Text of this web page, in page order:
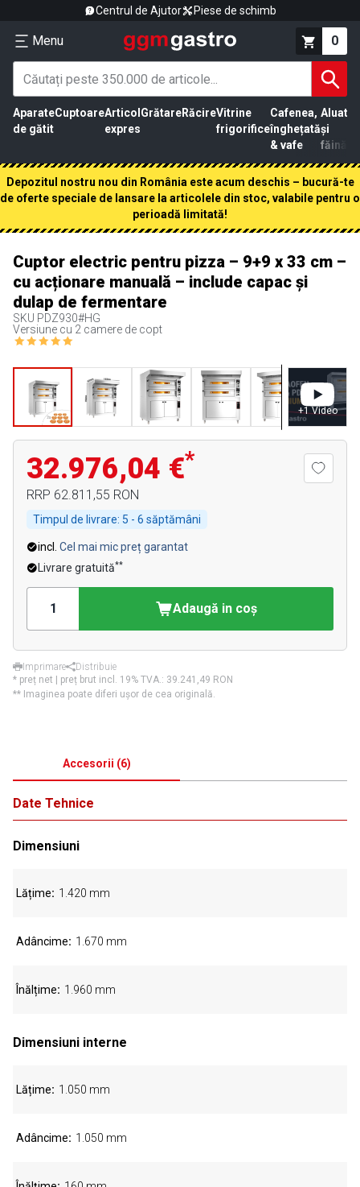
Centrul de Ajutor Piese de schimb
Menu 0
Aparate
de gătit
CuptoareArticol
expres
GrătareRăcireVitrine
frigorifice
Cafenea,
înghețată
& vafe
Aluat
și
făină
Depozitul nostru nou din România este acum deschis – bucură-te
de oferte speciale de lansare la articolele din stoc, valabile pentru o
perioadă limitată!
Cuptor electric pentru pizza – 9+9 x 33 cm –
cu acționare manuală – include capac și
dulap de fermentare
SKU PDZ930#HG
Versiune cu 2 camere de copt
+1 Video
32.976,04 €*
RRP 62.811,55 RON
Timpul de livrare: 5 - 6 săptămâni
incl. Cel mai mic preț garantat
Livrare gratuită**
Adaugă in coş
Imprimare
Distribuie
* preț net | preț brut incl. 19% TVA.: 39.241,49 RON
** Imaginea poate diferi ușor de cea originală.
Accesorii (6)
Date Tehnice
Dimensiuni
Lățime 1.420 mm
Adâncime 1.670 mm
Înălțime 1.960 mm
Dimensiuni interne
Lățime 1.050 mm
Adâncime 1.050 mm